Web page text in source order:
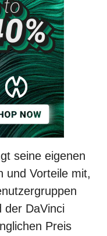
seine eigenen
und Vorteile mit,
der DaVinci
Preis